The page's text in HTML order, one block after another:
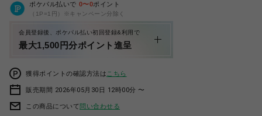
ポケパル払いで 0〜0ポイント
（1P=1円）※キャンペーン分除く
会員登録後、ポケパル払い初回登録&利用で
最大1,500円分ポイント進呈
獲得ポイントの確認方法は こちら
販売期間 2026年05月30日 12時00分 〜
この商品について問い合わせる